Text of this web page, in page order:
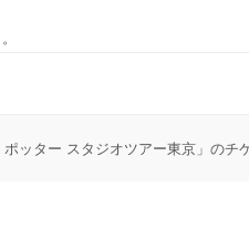
ポッター スタジオツアー東京」の